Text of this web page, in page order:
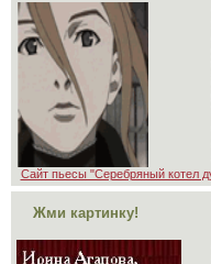
Сайт пьесы "Серебряный котел
Жми картинку!